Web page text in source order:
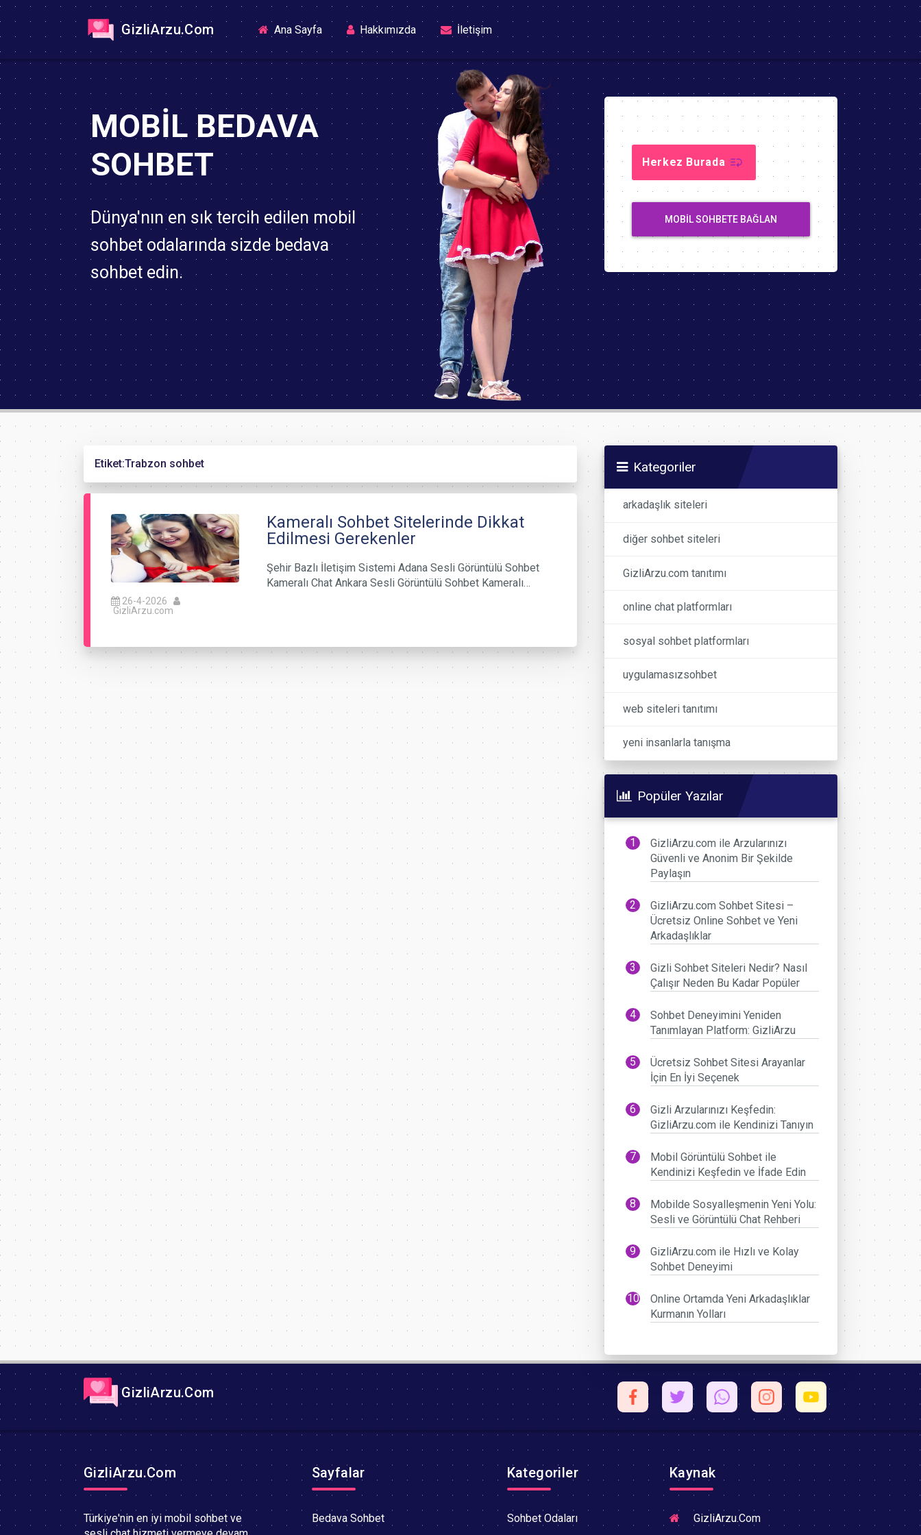
GizliArzu.Com Ana Sayfa(current)Hakkımızda İletişim
MOBIL BEDAVA
SOHBET
Dünya'nın en sık tercih edilen mobil
sohbet odalarında sizde bedava
sohbet edin.
Herkez Burada
MOBIL SOHBETE BAĞLAN
Etiket:Trabzon sohbet
26-4-2026
GizliArzu.com
Kameralı Sohbet Sitelerinde Dikkat
Edilmesi Gerekenler
Şehir Bazlı İletişim Sistemi Adana Sesli Görüntülü Sohbet
Kameralı Chat Ankara Sesli Görüntülü Sohbet Kameralı…
Kategoriler
arkadaşlık siteleri
diğer sohbet siteleri
GizliArzu.com tanıtımı
online chat platformları
sosyal sohbet platformları
uygulamasızsohbet
web siteleri tanıtımı
yeni insanlarla tanışma
Popüler Yazılar
GizliArzu.com ile Arzularınızı
Güvenli ve Anonim Bir Şekilde
Paylaşın
GizliArzu.com Sohbet Sitesi –
Ücretsiz Online Sohbet ve Yeni
Arkadaşlıklar
Gizli Sohbet Siteleri Nedir? Nasıl
Çalışır Neden Bu Kadar Popüler
Sohbet Deneyimini Yeniden
Tanımlayan Platform: GizliArzu
Ücretsiz Sohbet Sitesi Arayanlar
İçin En İyi Seçenek
Gizli Arzularınızı Keşfedin:
GizliArzu.com ile Kendinizi Tanıyın
Mobil Görüntülü Sohbet ile
Kendinizi Keşfedin ve İfade Edin
Mobilde Sosyalleşmenin Yeni Yolu:
Sesli ve Görüntülü Chat Rehberi
GizliArzu.com ile Hızlı ve Kolay
Sohbet Deneyimi
Online Ortamda Yeni Arkadaşlıklar
Kurmanın Yolları
GizliArzu.Com
GizliArzu.Com
Türkiye'nin en iyi mobil sohbet ve
Sayfalar
Bedava Sohbet
Kategoriler
Sohbet Odaları
Kaynak
GizliArzu.Com